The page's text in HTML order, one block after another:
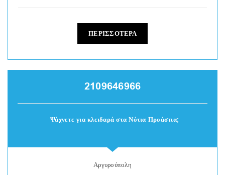
ΠΕΡΙΣΣΟΤΕΡΑ
2109646966
Ψάχνετε για κλειδαρά στα Νότια Προάστια;
Αργυρούπολη